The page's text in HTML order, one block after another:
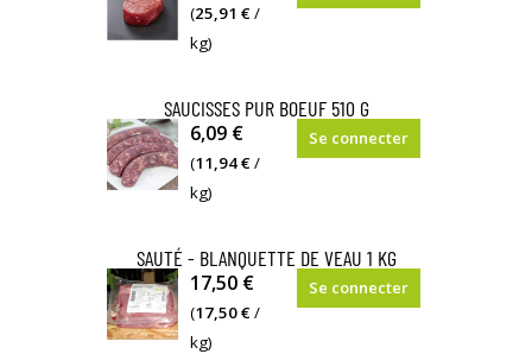
(25,91 €/
kg)
SAUCISSES PUR BOEUF 510 G
6,09 €
(11,94 €/
kg)
Se connecter
SAUTÉ - BLANQUETTE DE VEAU 1 KG
17,50 €
(17,50 €/
kg)
Se connecter